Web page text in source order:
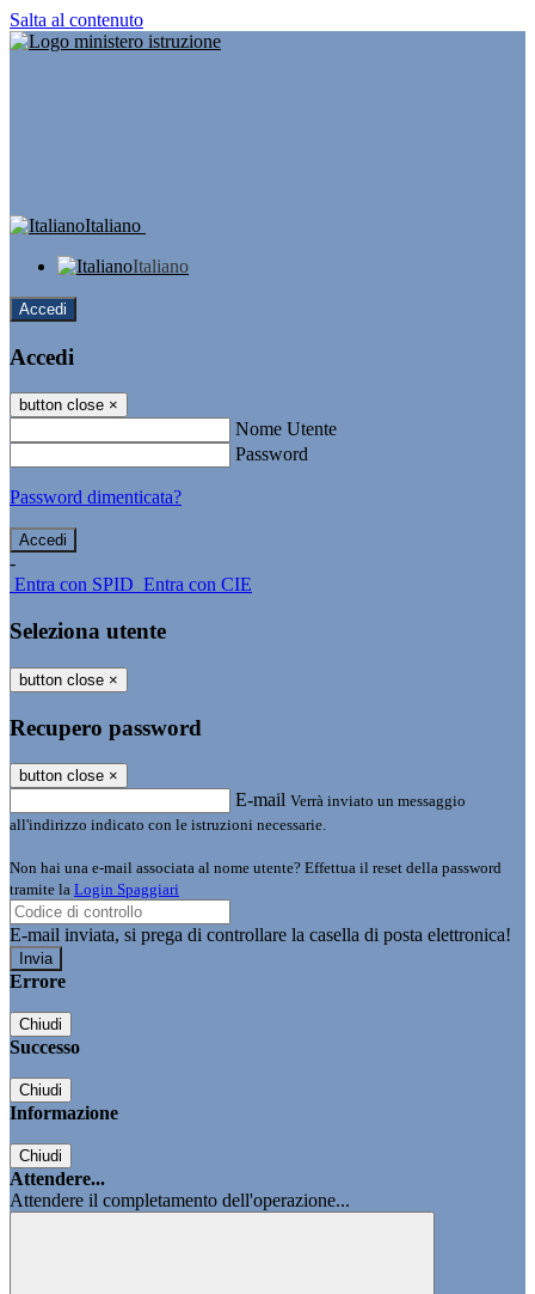
Salta al contenuto
Italiano
Italiano
Accedi
Accedi
button close ×
Nome Utente
Password
Password dimenticata?
-
Entra con SPID Entra con CIE
Seleziona utente
button close ×
Recupero password
button close ×
E-mail Verrà inviato un messaggio
all'indirizzo indicato con le istruzioni necessarie.
Non hai una e-mail associata al nome utente? Effettua il reset della password
tramite la Login Spaggiari
E-mail inviata, si prega di controllare la casella di posta elettronica!
Errore
Chiudi
Successo
Chiudi
Informazione
Chiudi
Attendere...
Attendere il completamento dell'operazione...